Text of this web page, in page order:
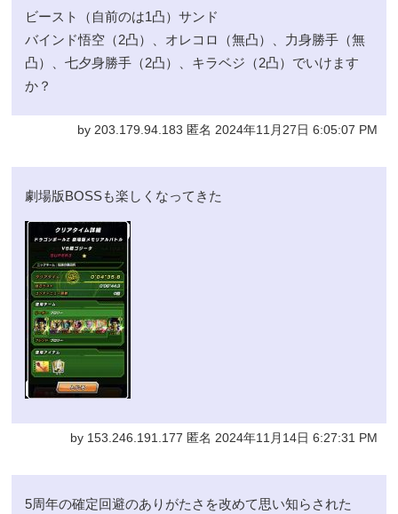
ビースト（自前のは1凸）サンド
バインド悟空（2凸）、オレコロ（無凸）、力身勝手（無
凸）、七夕身勝手（2凸）、キラベジ（2凸）でいけます
か？
by 203.179.94.183 匿名 2024年11月27日 6:05:07 PM
劇場版BOSSも楽しくなってきた
by 153.246.191.177 匿名 2024年11月14日 6:27:31 PM
5周年の確定回避のありがたさを改めて思い知らされた